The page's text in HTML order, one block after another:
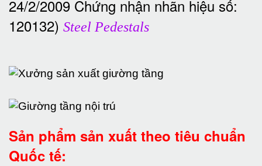
24/2/2009 Chứng nhận nhãn hiệu số:
120132) Steel Pedestals
Sản phẩm sản xuất theo tiêu chuẩn
Quốc tế: